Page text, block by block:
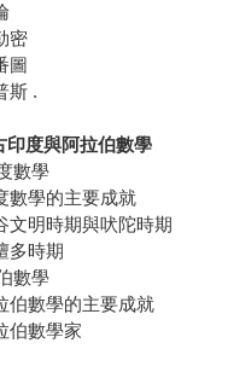
密
圖
斯 .
印度與阿拉伯數學
數學
數學的主要成就
文明時期與吠陀時期
多時期
數學
伯數學的主要成就
伯數學家